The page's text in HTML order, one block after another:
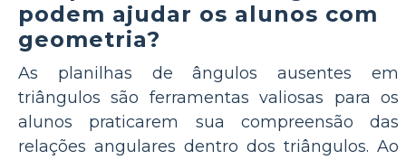
podem ajudar os alunos com
geometria?
As planilhas de ângulos ausentes em
triângulos são ferramentas valiosas para os
alunos praticarem sua compreensão das
relações angulares dentro dos triângulos. Ao